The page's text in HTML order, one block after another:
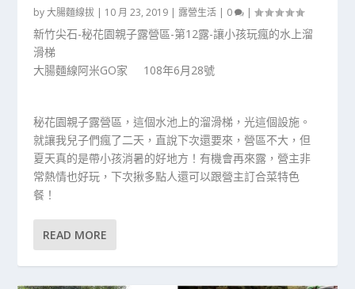
by大腸麵線拔 | 10 月 23, 2019 | 露營生活 | 0 |
新竹尖石-秘花園親子露營區-第12露-讓小孩玩瘋的水上溜
滑梯
大腸麵線阿米GO家 108年6月28號
秘花園親子露營區，這個水池上的溜滑梯，光這個設施。
就讓我兒子們瘋了二天，直說下次還要來，營區不大，但
夏天真的是帶小孩消暑的好地方！有機會再來露，營主非
常熱情也好玩，下次揪多點人還可以跟營主訂合菜特色
餐！
READ MORE